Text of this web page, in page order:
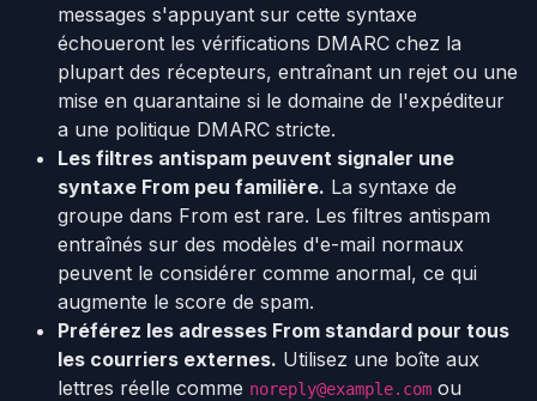
messages s'appuyant sur cette syntaxe
échoueront les vérifications DMARC chez la
plupart des récepteurs, entraînant un rejet ou une
mise en quarantaine si le domaine de l'expéditeur
a une politique DMARC stricte.
Les filtres antispam peuvent signaler une
syntaxe From peu familière. La syntaxe de
groupe dans From est rare. Les filtres antispam
entraînés sur des modèles d'e-mail normaux
peuvent le considérer comme anormal, ce qui
augmente le score de spam.
Préférez les adresses From standard pour tous
les courriers externes. Utilisez une boîte aux
lettres réelle comme noreply@example.com ou